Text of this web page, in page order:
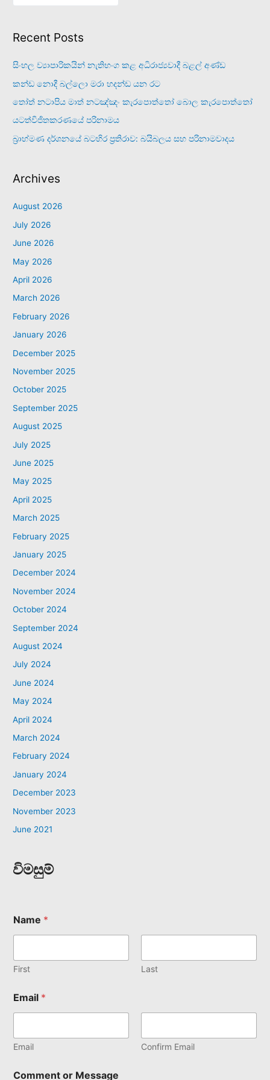
Recent Posts
සිංහල ව්‍යාපාරිකයින් නැතිභංග කළ අධිරාජ්‍යවාදී බළල් අණ්ඩ
කන්ඩ නොදී බල්ලො මරා හදන්ඩ යන රට
තෝත් නටාපිය මාත් නටඤ්ඤං කැරපොත්තෝ බොල කැරපොත්තෝ
යටත්විජිතකරණයේ පරිනාමය
බ්‍රාහ්මණ දර්ශනයේ බටහිර ප්‍රතිරාව: බයිබලය සහ පරිනාමවාදය
Archives
August 2026
July 2026
June 2026
May 2026
April 2026
March 2026
February 2026
January 2026
December 2025
November 2025
October 2025
September 2025
August 2025
July 2025
June 2025
May 2025
April 2025
March 2025
February 2025
January 2025
December 2024
November 2024
October 2024
September 2024
August 2024
July 2024
June 2024
May 2024
April 2024
March 2024
February 2024
January 2024
December 2023
November 2023
June 2021
විමසුම්
Name *
First Last
Email *
Email Confirm Email
Comment or Message